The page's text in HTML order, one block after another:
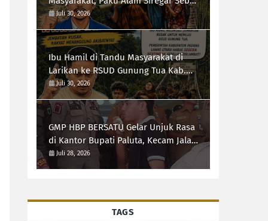
Infrastruktur Kab.Paluta "Parah"
Juli 30, 2026
Ibu Hamil di Tandu Masyarakat di
Larikan ke RSUD Gunung Tua Kab.
Paluta, Infrastruktur Jalan Jadi
Sorotan Ketua Forum-RI Bersatu
Sumut Syarif Kumala Siregar
Juli 30, 2026
GMP HBP BERSATU Gelar Unjuk Rasa
di Kantor Bupati Paluta, Kecam Jalan
Rusak 20 Desa
Juli 28, 2026
TAGS